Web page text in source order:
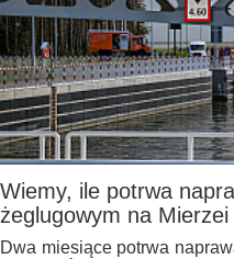
Wiemy, ile potrwa
żeglugowym na Mierzei
Dwa miesiące potrwa